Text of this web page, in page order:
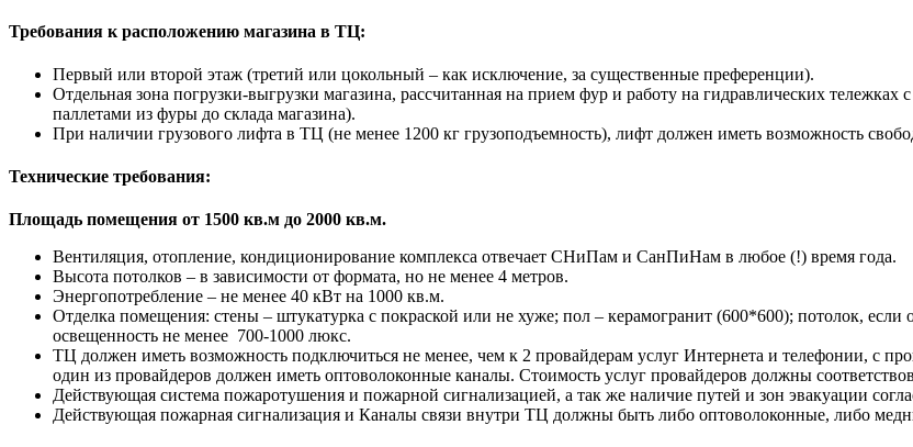
Требования к расположению магазина в ТЦ:
Первый или второй этаж (третий или цокольный – как исключение, за существенные преференции).
Отдельная зона погрузки-выгрузки магазина, рассчитанная на прием фур и работу на гидравлических
паллетами из фуры до склада магазина).
При наличии грузового лифта в ТЦ (не менее 1200 кг грузоподъемность), лифт должен иметь возможность
Технические требования:
Площадь помещения от 1500 кв.м до 2000 кв.м.
Вентиляция, отопление, кондиционирование комплекса отвечает СНиПам и СанПиНам в любое (!) время года.
Высота потолков – в зависимости от формата, но не менее 4 метров.
Энергопотребление – не менее 40 кВт на 1000 кв.м.
Отделка помещения: стены – штукатурка с покраской или не хуже; пол – керамогранит (600*600); потолок, если
освещенность не менее 700-1000 люкс.
ТЦ должен иметь возможность подключиться не менее, чем к 2 провайдерам услуг Интернета и телефонии, с
один из провайдеров должен иметь оптоволоконные каналы. Стоимость услуг провайдеров должны
Действующая система пожаротушения и пожарной сигнализацией, а так же наличие путей и зон эвакуации
Действующая пожарная сигнализация и Каналы связи внутри ТЦ должны быть либо оптоволоконные, либо